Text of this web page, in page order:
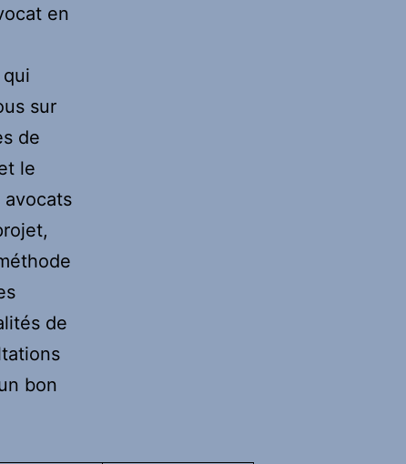
en
sur
de
le
de
bon